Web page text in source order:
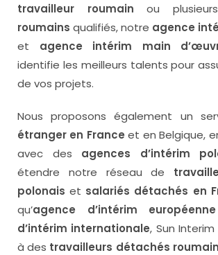
travailleur roumain ou
roumains qualifiés, notre agence
et agence intérim main
identifie les meilleurs talents pour
de vos projets.
Nous proposons également un
étranger en France et en Belgique,
avec des agences d’intérim
étendre notre réseau de
polonais et salariés détachés en
qu’agence d’intérim européenne
d’intérim internationale, Sun
à des travailleurs détachés